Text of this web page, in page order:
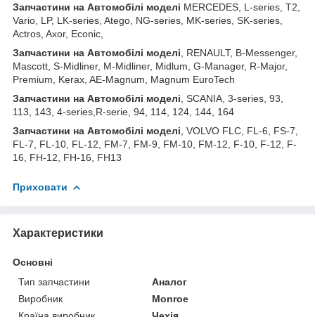
Запчастини на Автомобілі моделі MERCEDES, L-series, T2,
Vario, LP, LK-series, Atego, NG-series, MK-series, SK-series,
Actros, Axor, Econic,
Запчастини на Автомобілі моделі , RENAULT, B-Messenger,
Mascott, S-Midliner, M-Midliner, Midlum, G-Manager, R-Major,
Premium, Kerax, AE-Magnum, Magnum EuroTech
Запчастини на Автомобілі моделі , SCANIA, 3-series, 93,
113, 143, 4-series,R-serie, 94, 114, 124, 144, 164
Запчастини на Автомобілі моделі , VOLVO FLC, FL-6, FS-7,
FL-7, FL-10, FL-12, FM-7, FM-9, FM-10, FM-12, F-10, F-12, F-
16, FH-12, FH-16, FH13
Приховати
Характеристики
Основні
Тип запчастини
Аналог
Виробник
Monroe